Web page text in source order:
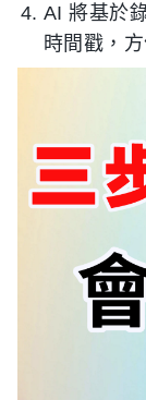
AI 將基於
時間戳，